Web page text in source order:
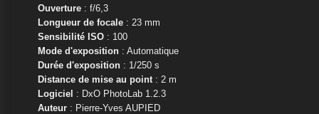
Ouverture: f/6,3
Longueur de focale: 23 mm
Sensibilité ISO: 100
Mode d'exposition: Automatique
Durée d'exposition: 1/250 s
Distance de mise au point: 2 m
Logiciel : DxO PhotoLab 1.2.3
Auteur: Pierre-Yves AUPIED